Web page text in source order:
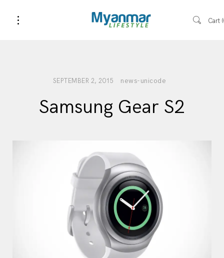
Cart
SEPTEMBER 2, 2015 news-unicode
Samsung Gear S2